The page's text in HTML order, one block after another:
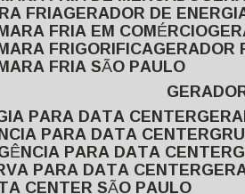
FRIA GERADOR DE
FRIA EM COMÉRCIO
FRIGORIFICA
FRIA SÃO PAULO
PARA DATA CENTER
PARA DATA CENTER
PARA DATA CENTER
PARA DATA CENTER
CENTER SÃO PAULO